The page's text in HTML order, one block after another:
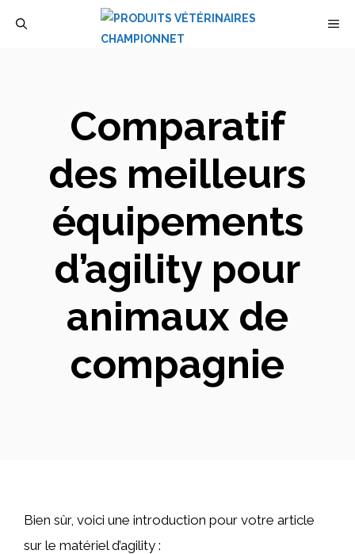
Comparatif
des meilleurs
équipements
d’agility pour
animaux de
compagnie
Bien sûr, voici une introduction pour votre article
sur le matériel d’agility :